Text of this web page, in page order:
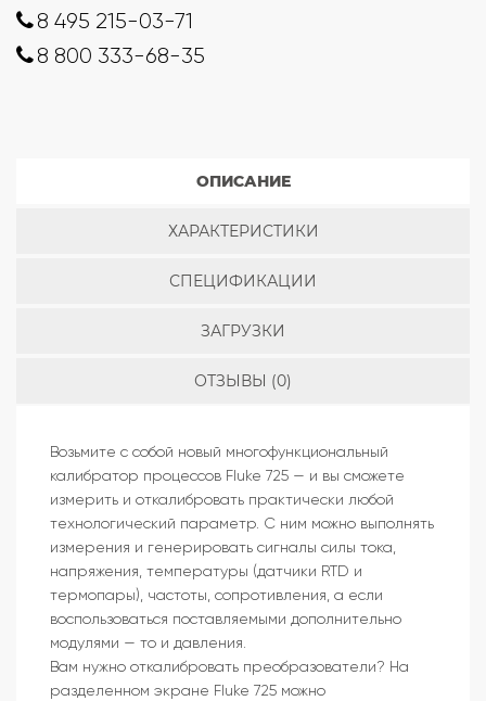
8 495 215-03-71
8 800 333-68-35
ОПИСАНИЕ
ХАРАКТЕРИСТИКИ
СПЕЦИФИКАЦИИ
ЗАГРУЗКИ
ОТЗЫВЫ (0)
Возьмите с собой новый многофункциональный
калибратор процессов Fluke 725 — и вы сможете
измерить и откалибровать практически любой
технологический параметр. С ним можно выполнять
измерения и генерировать сигналы силы тока,
напряжения, температуры (датчики RTD и
термопары), частоты, сопротивления, а если
воспользоваться поставляемыми дополнительно
модулями — то и давления.
Вам нужно откалибровать преобразователи? На
разделенном экране Fluke 725 можно